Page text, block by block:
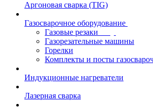
Аргоновая сварка (TIG)
Газосварочное оборудование
Газовые резаки
Газорезательные машины
Горелки
Комплекты и посты
Индукционные нагреватели
Лазерная сварка